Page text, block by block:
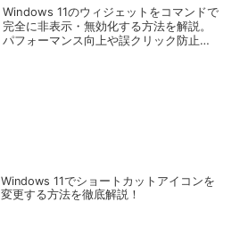
Windows 11のウィジェットをコマンドで
完全に非表示・無効化する方法を解説。
パフォーマンス向上や誤クリック防止の
Windows 11でショートカットアイコンを
変更する方法を徹底解説！